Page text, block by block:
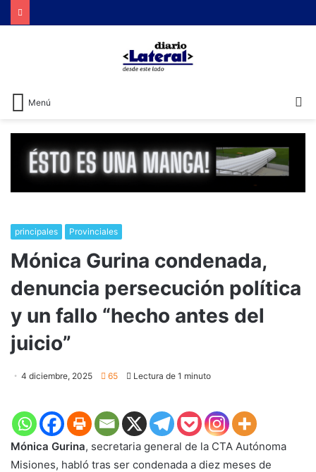
Menú
principales Provinciales
Mónica Gurina condenada,
denuncia persecución política
y un fallo “hecho antes del
juicio”
4 diciembre, 2025 65 Lectura de 1 minuto
Mónica Gurina, secretaria general de la CTA Autónoma
Misiones, habló tras ser condenada a diez meses de